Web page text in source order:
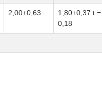
2,00±0,63
1,80±0,37 t =
0,18